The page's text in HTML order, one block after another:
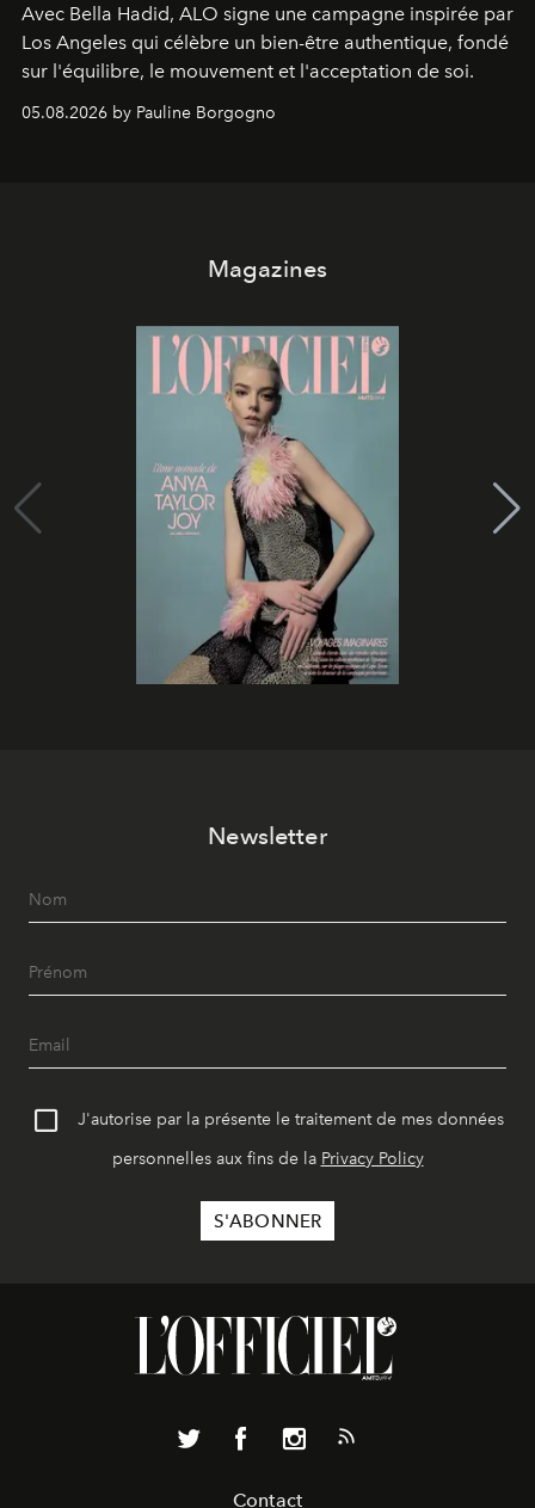
Avec Bella Hadid, ALO signe une campagne inspirée par
Los Angeles qui célèbre un bien-être authentique, fondé
sur l'équilibre, le mouvement et l'acceptation de soi.
05.08.2026 by Pauline Borgogno
Magazines
Newsletter
J'autorise par la présente le traitement de mes données
personnelles aux fins de la Privacy Policy
Contact